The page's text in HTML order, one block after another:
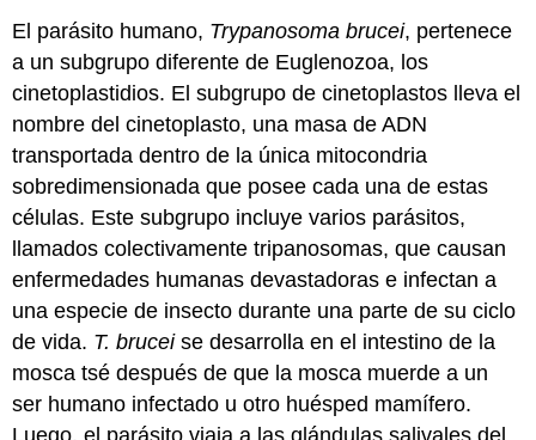
El parásito humano, Trypanosoma brucei, pertenece
a un subgrupo diferente de Euglenozoa, los
cinetoplastidios. El subgrupo de cinetoplastos lleva el
nombre delcinetoplasto, una masa de ADN
transportada dentro de la única mitocondria
sobredimensionada que posee cada una de estas
células. Este subgrupo incluye varios parásitos,
llamados colectivamente tripanosomas, que causan
enfermedades humanas devastadoras e infectan a
una especie de insecto durante una parte de su ciclo
de vida. T. bruceise desarrolla en el intestino de la
mosca tsé después de que la mosca muerde a un
ser humano infectado u otro huésped mamífero.
Luego, el parásito viaja a las glándulas salivales del